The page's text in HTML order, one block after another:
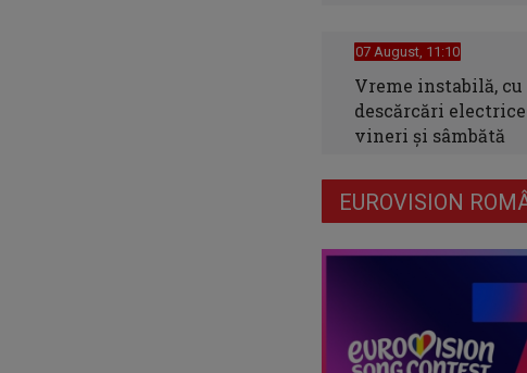
07 August, 11:10
Vreme instabilă,
descărcări
vineri şi sâmbătă
EUROVISION